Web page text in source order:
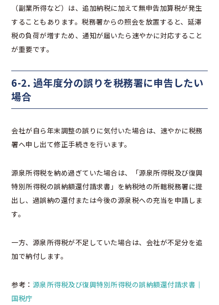
（副業所得など）は、追加納税に加えて無申告加算税が発生
することもあります。税務署からの照会を放置すると、延滞
税の負荷が増すため、通知が届いたら速やかに対応すること
が重要です。
6-2. 過年度分の誤りを税務署に申告したい
場合
会社が自ら年末調整の誤りに気付いた場合は、速やかに税務
署へ申し出て修正手続きを行います。
源泉所得税を納め過ぎていた場合は、「源泉所得税及び復興
特別所得税の誤納額還付請求書」を納税地の所轄税務署に提
出し、過誤納の還付または今後の源泉税への充当を申請しま
す。
一方、源泉所得税が不足していた場合は、会社が不足分を追
加で納付します。
参考： 源泉所得税及び復興特別所得税の誤納額還付請求書｜
国税庁